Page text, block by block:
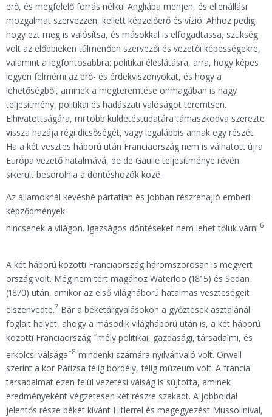
erő, és megfelelő forrás nélkül Angliába menjen, és ellenállási
mozgalmat szervezzen, kellett képzelőerő és vízió. Ahhoz pedig,
hogy ezt meg is valósítsa, és másokkal is elfogadtassa, szükség
volt az előbbieken túlmenően szervezői és vezetői képességekre,
valamint a legfontosabbra: politikai éleslátásra, arra, hogy képes
legyen felmérni az erő- és érdekviszonyokat, és hogy a
lehetőségből, aminek a megteremtése önmagában is nagy
teljesítmény, politikai és hadászati valóságot teremtsen.
Elhivatottságára, mi több küldetéstudatára támaszkodva szerezte
vissza hazája régi dicsőségét, vagy legalábbis annak egy részét.
Ha a két vesztes háború után Franciaország nem is válhatott újra
Európa vezető hatalmává, de de Gaulle teljesítménye révén
sikerült besorolnia a döntéshozók közé.
Az államoknál kevésbé pártatlan és jobban részrehajló emberi
képződmények
nincsenek a világon. Igazságos döntéseket nem lehet tőlük várni.6
A két háború közötti Franciaország háromszorosan is megvert
ország volt. Még nem tért magához Waterloo (1815) és Sedan
(1870) után, amikor az első világháború hatalmas veszteségeit
elszenvedte.7 Bár a béketárgyalásokon a győztesek asztalánál
foglalt helyet, ahogy a második világháború után is, a két háború
közötti Franciaország ˝mély politikai, gazdasági, társadalmi, és
erkölcsi válsága˝8 mindenki számára nyilvánvaló volt. Orwell
szerint a kor Párizsa félig bordély, félig múzeum volt. A francia
társadalmat ezen felül vezetési válság is sújtotta, aminek
eredményeként végzetesen két részre szakadt. A jobboldal
jelentős része békét kívánt Hitlerrel és megegyezést Mussolinival,